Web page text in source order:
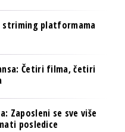
striming platformama
Četiri filma, četiri
Zaposleni se sve više
posledice